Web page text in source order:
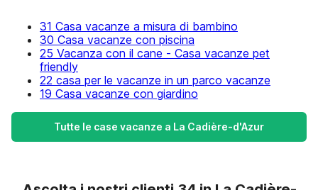
31 Casa vacanze a misura di bambino
30 Casa vacanze con piscina
25 Vacanza con il cane - Casa vacanze pet
friendly
22 casa per le vacanze in un parco vacanze
19 Casa vacanze con giardino
Tutte le case vacanze a La Cadière-d'Azur